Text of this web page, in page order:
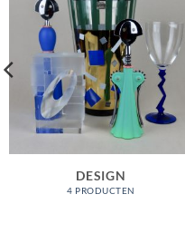
DESIGN
4 PRODUCTEN